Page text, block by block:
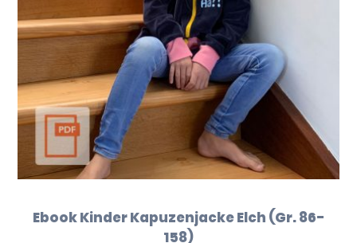
Ebook Kinder Kapuzenjacke Elch (Gr. 86-
158)